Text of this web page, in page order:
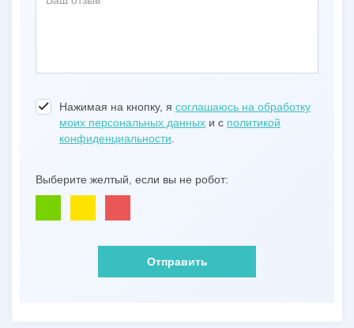
Нажимая на кнопку, я соглашаюсь на обработку
моих персональных данных и с политикой
конфиденциальности
Выберите желтый, если вы не робот:
Отправить